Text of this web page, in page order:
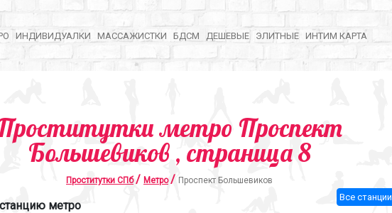
ИНДИВИДУАЛКИ МАССАЖИСТКИ БДСМ ДЕШЕВЫЕ ЭЛИТНЫЕ ИНТИМ КАРТА
метро Проспект
Большевиков , страница 8
Проститутки СПб / Метро / Проспект Большевиков
Все станции
метро